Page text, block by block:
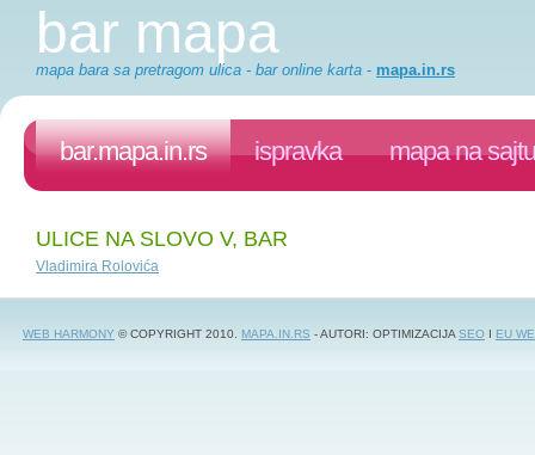
bar mapa
mapa bara sa pretragom ulica - bar online karta - mapa.in.rs
bar.mapa.in.rs ispravka mapa na sajtu
ULICE NA SLOVO V, BAR
Vladimira Rolovića
WEB HARMONY © COPYRIGHT 2010. MAPA.IN.RS - AUTORI: OPTIMIZACIJA SEO I EU